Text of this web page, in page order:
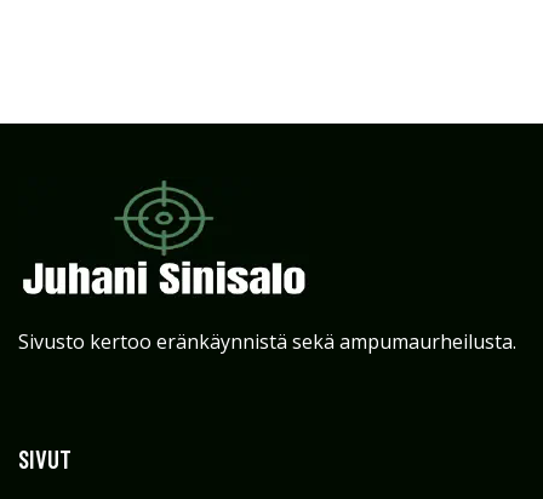
Sivusto kertoo eränkäynnistä sekä ampumaurheilusta.
SIVUT